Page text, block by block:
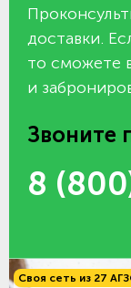
доставки.
то сможете
и
Звоните
8
Своя сеть из 27